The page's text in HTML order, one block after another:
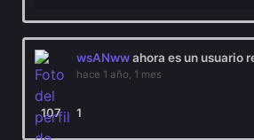
wsANwwahora es un usuario
hace 1 año, 1 mes
107 1